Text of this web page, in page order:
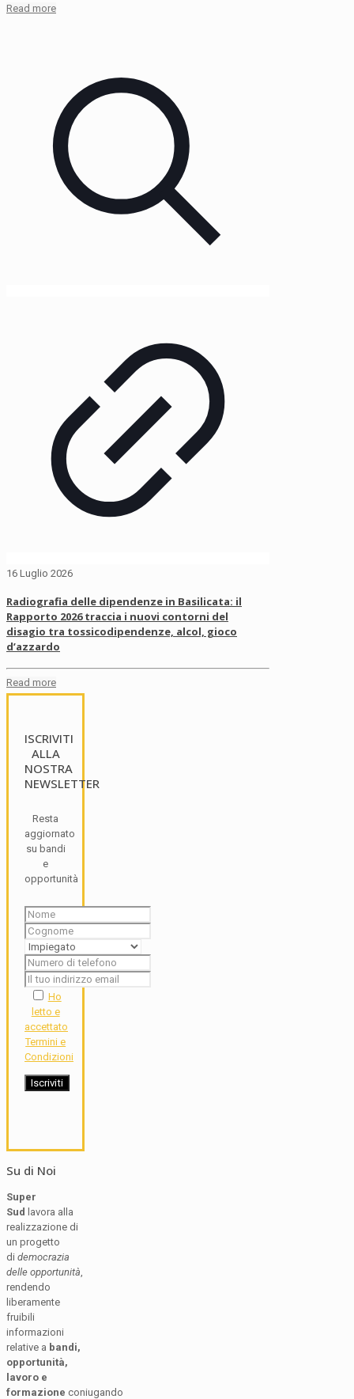
Read more
16 Luglio 2026
Radiografia delle dipendenze in Basilicata: il
Rapporto 2026 traccia i nuovi contorni del
disagio tra tossicodipendenze, alcol, gioco
d’azzardo
Read more
ISCRIVITI
ALLA
NOSTRA
NEWSLETTER
Resta
aggiornato
su bandi
e
opportunità
Ho
letto e
accettato
Termini e
Condizioni
Su di Noi
Super
Sud lavora alla
realizzazione di
un progetto
di democrazia
delle opportunità
rendendo
liberamente
fruibili
informazioni
relative a bandi,
opportunità,
lavoro e
formazione coniugando